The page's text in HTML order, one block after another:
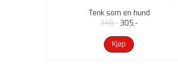
Tenk som en hund
349,- 305,-
Kjøp